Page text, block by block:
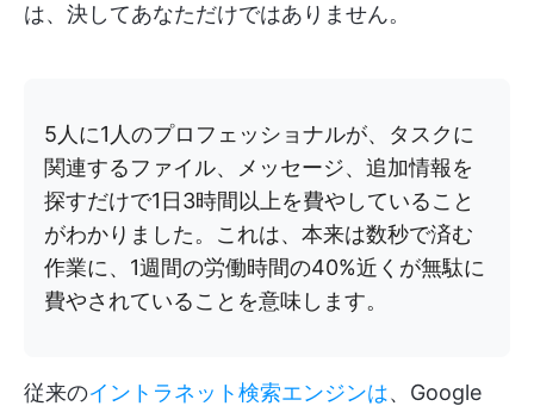
は、決してあなただけではありません。
5人に1人のプロフェッショナルが、タスクに
関連するファイル、メッセージ、追加情報を
探すだけで1日3時間以上を費やしていること
がわかりました。これは、本来は数秒で済む
作業に、1週間の労働時間の40%近くが無駄に
費やされていることを意味します。
従来のイントラネット検索エンジンは、Google